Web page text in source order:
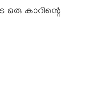
ഒരു കാറിന്റെ